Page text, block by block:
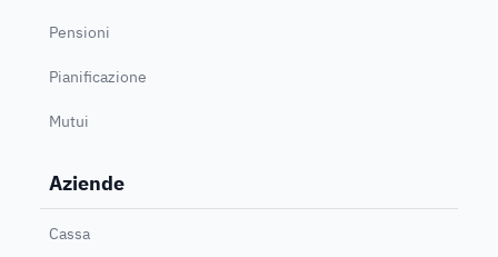
Pensioni
Pianificazione
Mutui
Aziende
Cassa